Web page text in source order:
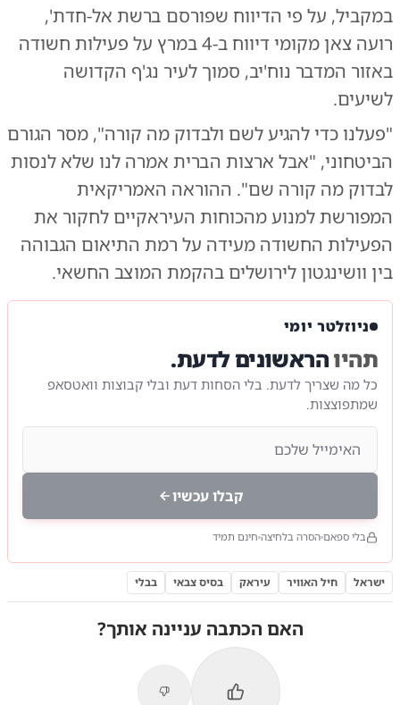
במקביל, על פי הדיווח שפורסם ברשת אל-חדת',
רועה צאן מקומי דיווח ב-4 במרץ על פעילות חשודה
באזור המדבר נוח'יב, סמוך לעיר נג'ף הקדושה
לשיעים.
"פעלנו כדי להגיע לשם ולבדוק מה קורה", מסר הגורם
הביטחוני, "אבל ארצות הברית אמרה לנו שלא לנסות
לבדוק מה קורה שם". ההוראה האמריקאית
המפורשת למנוע מהכוחות העיראקיים לחקור את
הפעילות החשודה מעידה על רמת התיאום הגבוהה
בין וושינגטון לירושלים בהקמת המוצב החשאי.
ניוזלטר יומי
תהיוהראשונים לדעת.
כל מה שצריך לדעת. בלי הסחות דעת ובלי קבוצות וואטסאפ
שמתפוצצות.
קבלו עכשיו
בלי ספאם הסרה בלחיצה חינם תמיד
ישראל חיל האוויר עיראק בסיס צבאי בבלי
האם הכתבה עניינה אותך?